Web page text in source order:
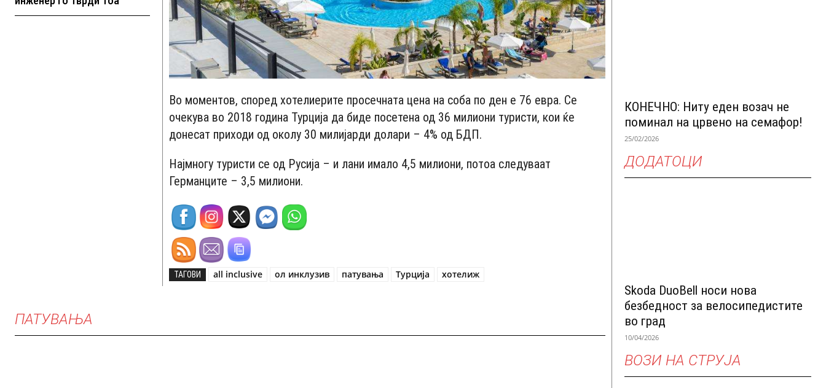
Во моментов, според хотелиерите просечната цена на соба по ден е 76 евра. Се
очекува во 2018 година Турција да биде посетена од 36 милиони туристи, кои ќе
донесат приходи од околу 30 милијарди долари – 4% од БДП.
Најмногу туристи се од Русија – и лани имало 4,5 милиони, потоа следуваат
Германците – 3,5 милиони.
ТАГОВИ all inclusive ол инклузив патувања Турција хотелиж
ПАТУВАЊА
КОНЕЧНО: Ниту еден возач не
поминал на црвено на семафор!
25/02/2026
ДОДАТОЦИ
Skoda DuoBell носи нова
безбедност за велосипедистите
во град
10/04/2026
ВОЗИ НА СТРУЈА